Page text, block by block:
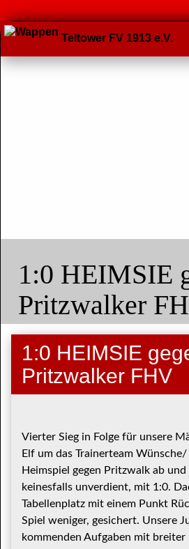
Teltower FV 1913 e.V.
1:0 HEIMSIE
Pritzwalker
1:0 HEIMSIE
Pritzwalker FHV
Vierter Sieg in Folge für unsere
Elf um das Trainerteam
Heimspiel gegen Pritzwalk ab
keinesfalls unverdient, mit 1:0.
Tabellenplatz mit einem Punkt
Spiel weniger, gesichert. Unsere
kommenden Aufgaben mit breiter